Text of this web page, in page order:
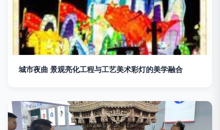
城市夜曲 景观亮化工程与工艺美术彩灯的美学融合